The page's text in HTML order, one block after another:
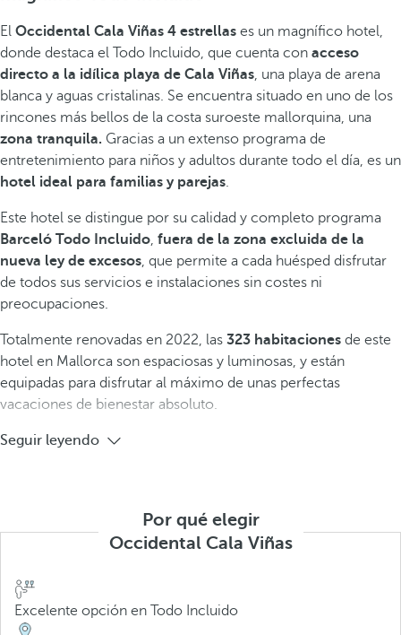
El Occidental Cala Viñas 4 estrellas es un magnífico hotel,
donde destaca el Todo Incluido, que cuenta con acceso
directo a la idílica playa de Cala Viñas, una playa de arena
blanca y aguas cristalinas. Se encuentra situado en uno de los
rincones más bellos de la costa suroeste mallorquina, una
zona tranquila. Gracias a un extenso programa de
entretenimiento para niños y adultos durante todo el día, es un
hotel ideal para familias y parejas.
Este hotel se distingue por su calidad y completo programa
Barceló Todo Incluido, fuera de la zona excluida de la
nueva ley de excesos, que permite a cada huésped disfrutar
de todos sus servicios e instalaciones sin costes ni
preocupaciones.
Totalmente renovadas en 2022, las 323 habitaciones de este
hotel en Mallorca son espaciosas y luminosas, y están
equipadas para disfrutar al máximo de unas perfectas
vacaciones de bienestar absoluto.
Seguir leyendo
Por qué elegir
Occidental Cala Viñas
Excelente opción en Todo Incluido